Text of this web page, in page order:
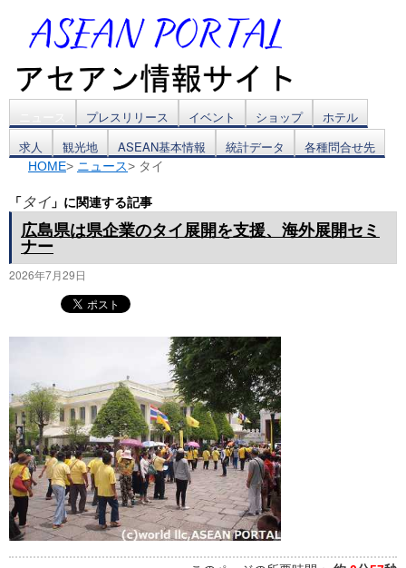
ン
ツ
ッ
プ
プレスリリース イベント ショップ
ホテル
求人
観光地 ASEAN基本情報 統計データ 各種問合せ先
HOME> ニュース> タイ
「タイ 」に関連する記事
広島県は県企業のタイ展開を支援、海外展開セミ
ナー
2026年7月29日